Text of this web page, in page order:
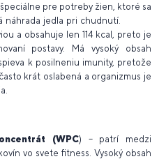
pre potreby žien, ktoré sa
náhrada jedla pri chudnutí.
a obsahuje len 114 kcal, preto je
postavy. Má vysoký obsah
k posilneniu imunity, pretože
krát oslabená a organizmus je
(WPC) – patrí medzi
vo svete fitness. Vysoký obsah